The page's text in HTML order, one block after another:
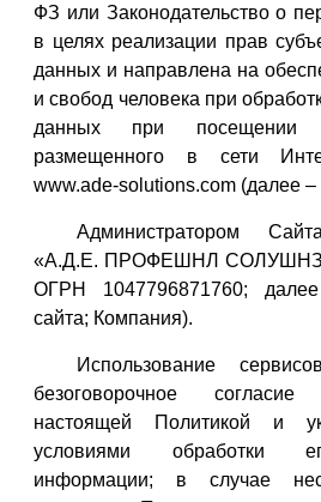
ФЗ или Законодательство о
в целях реализации прав
данных и направлена на
и свобод человека при
данных при посещении
размещенного в сети
www.ade-solutions.com (далее –
Администратором
«А.Д.Е. ПРОФЕШНЛ
ОГРН 1047796871760;
сайта; Компания).
Использование
безоговорочное
настоящей Политикой и
условиями обработки
информации; в случае